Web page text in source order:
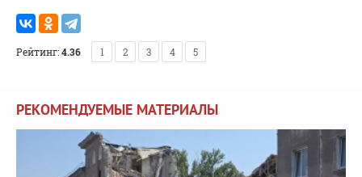
Рейтинг:4.36 1 2 3 4 5
РЕКОМЕНДУЕМЫЕ МАТЕРИАЛЫ